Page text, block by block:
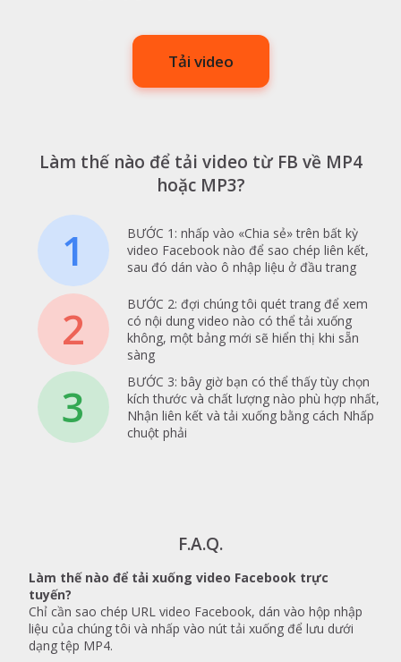
Tải video
Làm thế nào để tải video từ FB về MP4
hoặc MP3?
1
BƯỚC 1: nhấp vào «Chia sẻ» trên bất kỳ
video Facebook nào để sao chép liên kết,
sau đó dán vào ô nhập liệu ở đầu trang
2
BƯỚC 2: đợi chúng tôi quét trang để xem
có nội dung video nào có thể tải xuống
không, một bảng mới sẽ hiển thị khi sẵn
sàng
3
BƯỚC 3: bây giờ bạn có thể thấy tùy chọn
kích thước và chất lượng nào phù hợp nhất,
Nhận liên kết và tải xuống bằng cách Nhấp
chuột phải
F.A.Q.
Làm thế nào để tải xuống video Facebook trực
tuyến?
Chỉ cần sao chép URL video Facebook, dán vào hộp nhập
liệu của chúng tôi và nhấp vào nút tải xuống để lưu dưới
dạng tệp MP4.